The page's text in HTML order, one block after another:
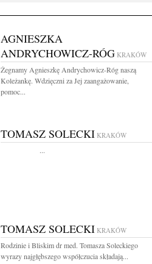
AGNIESZKA
ANDRYCHOWICZ-RÓG KRAKÓW
Żegnamy Agnieszkę Andrychowicz-Róg naszą
Koleżankę. Wdzięczni za Jej zaangażowanie,
pomoc...
TOMASZ SOLECKI KRAKÓW
...
TOMASZ SOLECKI KRAKÓW
Rodzinie i Bliskim dr med. Tomasza Soleckiego
wyrazy najgłębszego współczucia składają...